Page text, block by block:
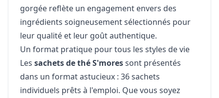
gorgée reflète un engagement envers des
ingrédients soigneusement sélectionnés pour
leur qualité et leur goût authentique.
Un format pratique pour tous les styles de vie
Les sachets de thé S'moressont présentés
dans un format astucieux : 36 sachets
individuels prêts à l'emploi. Que vous soyez